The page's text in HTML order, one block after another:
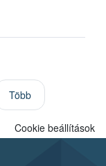
Több
Cookie beállítások